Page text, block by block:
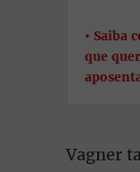
Saiba
que
Vagner